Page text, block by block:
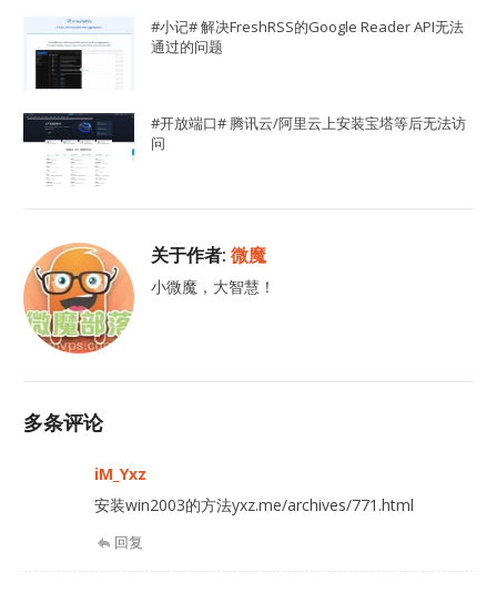
#小记# 解决FreshRSS的Google Reader API无法
通过的问题
#开放端口# 腾讯云/阿里云上安装宝塔等后无法访
问
关于作者:微魔
小微魔，大智慧！
多条评论
iM_Yxz
安装win2003的方法yxz.me/archives/771.html
回复